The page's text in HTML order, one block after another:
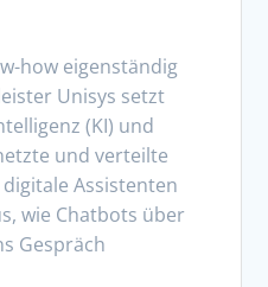
how eigenständig
Unisys setzt
(KI) und
und verteilte
Assistenten
wie Chatbots über
Gespräch